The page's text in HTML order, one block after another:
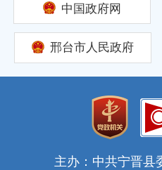
中国政府网
邢台市人民政府
主办：中共宁晋县